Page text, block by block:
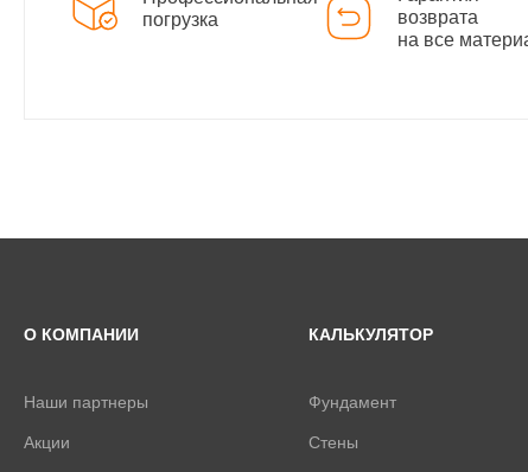
погрузка
возврата
на все
О КОМПАНИИ
Наши партнеры
Акции
КАЛЬКУЛЯТОР
Фундамент
Стены